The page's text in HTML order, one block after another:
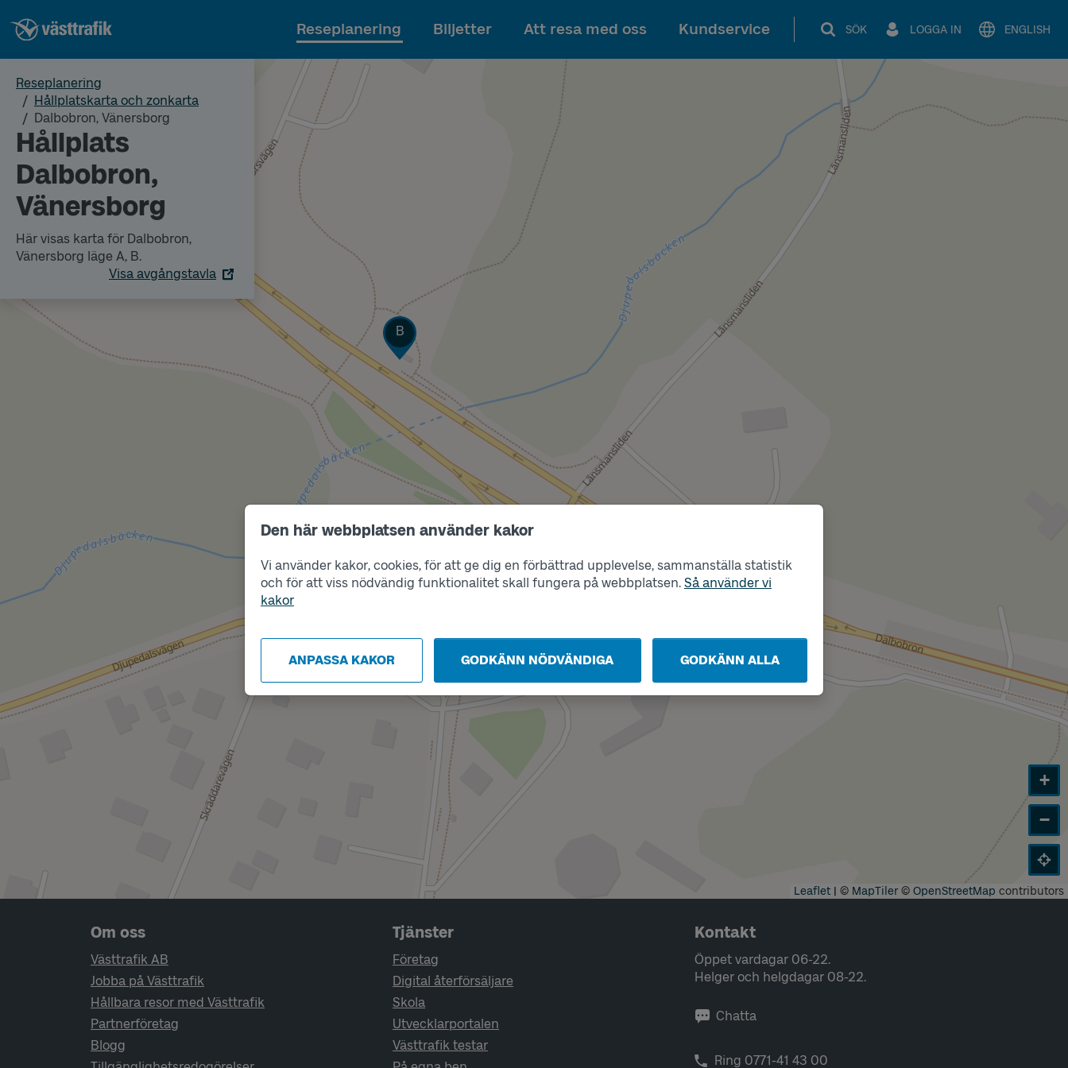
Den här webbplatsen använder kakor
Vi använder kakor, cookies, för att ge dig en förbättrad upplevelse, sammanställa statistik
och för att viss nödvändig funktionalitet skall fungera på webbplatsen. Så använder vi
kakor
ANPASSA KAKOR GODKÄNN NÖDVÄNDIGA GODKÄNN ALLA
Till innehållet
Reseplanering Biljetter Att resa med oss Kundservice SÖK LOGGA IN ENGLISH
Reseplanering
Hållplatskarta och zonkarta
Dalbobron, Vänersborg
Hållplats
Dalbobron,
Vänersborg
Här visas karta för Dalbobron,
Vänersborg läge A, B.
Visa avgångstavla
Läge
A
Läge
B
+
−
Leaflet | © MapTiler© OpenStreetMap contributors
Sidfotsnavigering
Om oss
Västtrafik AB
Jobba på Västtrafik
Hållbara resor med Västtrafik
Partnerföretag
Blogg
Tjänster
Företag
Digital återförsäljare
Skola
Utvecklarportalen
Västtrafik testar
Kontakt
Öppet vardagar 06-22.
Helger och helgdagar 08-22.
Chatta
Ring 0771-41 43 00